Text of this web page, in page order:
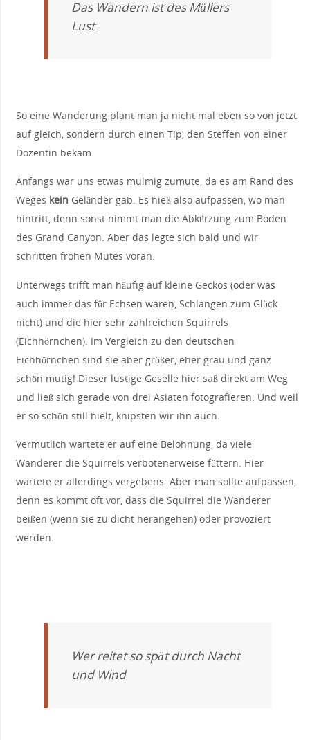
Das Wandern ist des Müllers
Lust
So eine Wanderung plant man ja nicht mal eben so von jetzt
auf gleich, sondern durch einen Tip, den Steffen von einer
Dozentin bekam.
Anfangs war uns etwas mulmig zumute, da es am Rand des
Weges kein Geländer gab. Es hieß also aufpassen, wo man
hintritt, denn sonst nimmt man die Abkürzung zum Boden
des Grand Canyon. Aber das legte sich bald und wir
schritten frohen Mutes voran.
Unterwegs trifft man häufig auf kleine Geckos (oder was
auch immer das für Echsen waren, Schlangen zum Glück
nicht) und die hier sehr zahlreichen Squirrels
(Eichhörnchen). Im Vergleich zu den deutschen
Eichhörnchen sind sie aber größer, eher grau und ganz
schön mutig! Dieser lustige Geselle hier saß direkt am Weg
und ließ sich gerade von drei Asiaten fotografieren. Und weil
er so schön still hielt, knipsten wir ihn auch.
Vermutlich wartete er auf eine Belohnung, da viele
Wanderer die Squirrels verbotenerweise füttern. Hier
wartete er allerdings vergebens. Aber man sollte aufpassen,
denn es kommt oft vor, dass die Squirrel die Wanderer
beißen (wenn sie zu dicht herangehen) oder provoziert
werden.
Wer reitet so spät durch Nacht
und Wind